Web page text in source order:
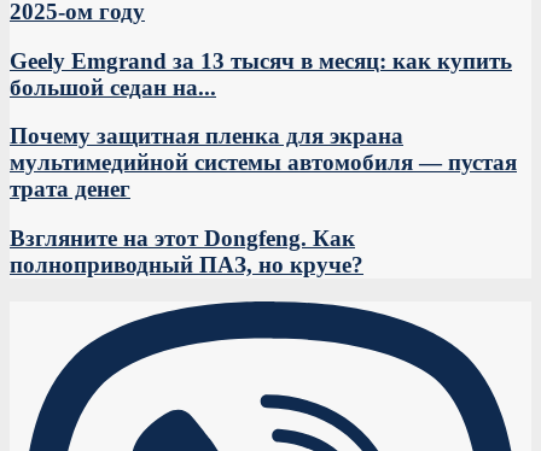
2025-ом году
Geely Emgrand за 13 тысяч в месяц: как купить
большой седан на...
Почему защитная пленка для экрана
мультимедийной системы автомобиля — пустая
трата денег
Взгляните на этот Dongfeng. Как
полноприводный ПАЗ, но круче?